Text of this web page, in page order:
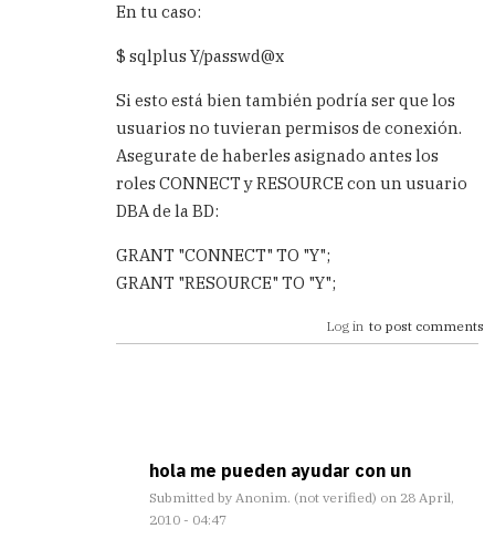
En tu caso:
$ sqlplus Y/passwd@x
Si esto está bien también podría ser que los
usuarios no tuvieran permisos de conexión.
Asegurate de haberles asignado antes los
roles CONNECT y RESOURCE con un usuario
DBA de la BD:
GRANT "CONNECT" TO "Y";
GRANT "RESOURCE" TO "Y";
Log in to post comments
hola me pueden ayudar con un
Submitted by Anonim. (not verified) on 28 April,
2010 - 04:47